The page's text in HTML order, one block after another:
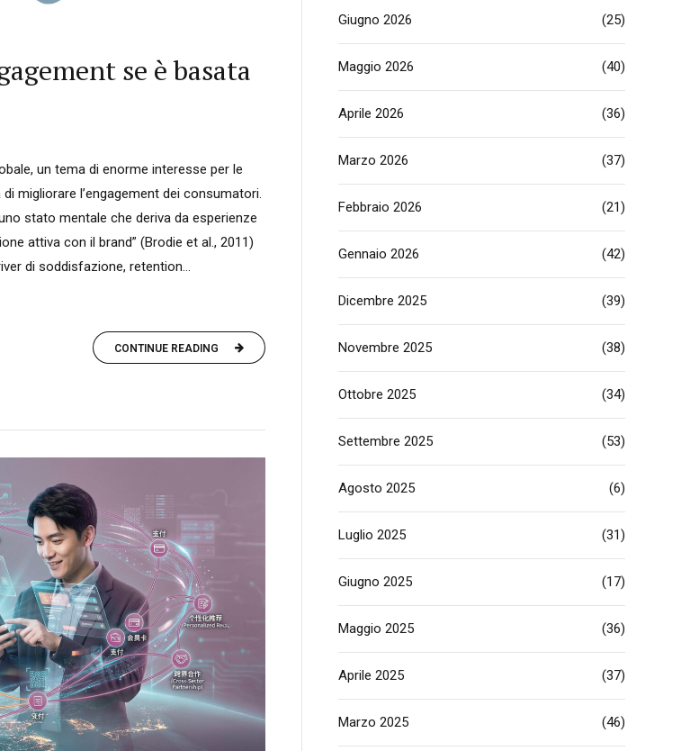
se è basata
un tema di enorme interesse per le
migliorare l’engagement dei consumatori.
stato mentale che deriva da esperienze
attiva con il brand” (Brodie et al., 2011)
di soddisfazione, retention...
CONTINUE READING
Giugno 2026 (25)
Maggio 2026 (40)
Aprile 2026 (36)
Marzo 2026 (37)
Febbraio 2026 (21)
Gennaio 2026 (42)
Dicembre 2025 (39)
Novembre 2025 (38)
Ottobre 2025 (34)
Settembre 2025 (53)
Agosto 2025 (6)
Luglio 2025 (31)
Giugno 2025 (17)
Maggio 2025 (36)
Aprile 2025 (37)
Marzo 2025 (46)